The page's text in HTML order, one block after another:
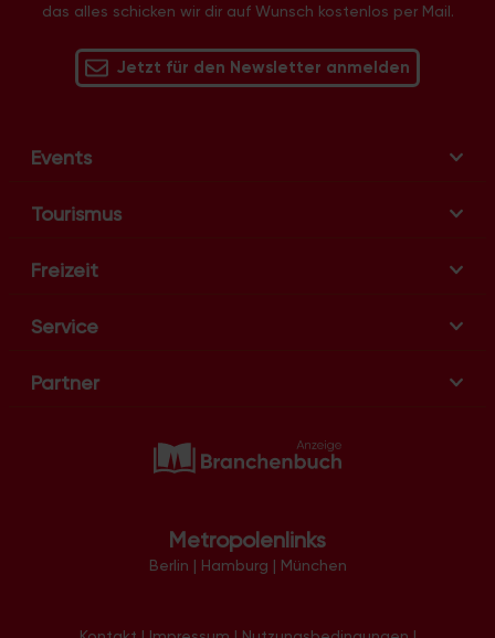
das alles schicken wir dir auf Wunsch kostenlos per Mail.
Jetzt für den Newsletter anmelden
Events
Tourismus
Freizeit
Service
Partner
Metropolenlinks
Berlin | Hamburg | München